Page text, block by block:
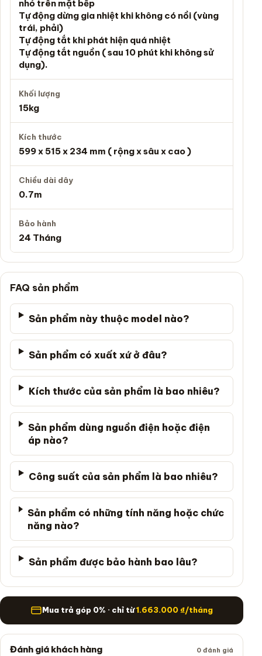
nhỏ trên mặt bếp
Tự động dừng gia nhiệt khi không có nồi (vùng
trái, phải)
Tự động tắt khi phát hiện quá nhiệt
Tự động tắt nguồn ( sau 10 phút khi không sử
dụng).
Khối lượng
15kg
Kích thước
599 x 515 x 234 mm ( rộng x sâu x cao )
Chiều dài dây
0.7m
Bảo hành
24 Tháng
FAQ sản phẩm
Sản phẩm này thuộc model nào?
Sản phẩm có xuất xứ ở đâu?
Kích thước của sản phẩm là bao nhiêu?
Sản phẩm dùng nguồn điện hoặc điện
áp nào?
Công suất của sản phẩm là bao nhiêu?
Sản phẩm có những tính năng hoặc chức
năng nào?
Sản phẩm được bảo hành bao lâu?
Mua trả góp Mua trả góp 0% · chỉ từ1.663.000 ₫/tháng
Đánh giá khách hàng 0 đánh giá